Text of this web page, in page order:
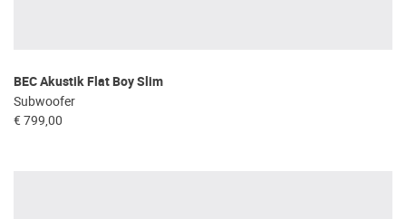
BEC Akustik Flat Boy Slim
Subwoofer
€ 799,00